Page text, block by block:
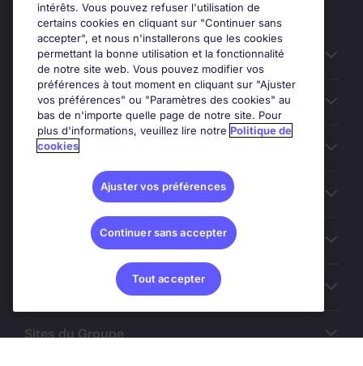
Candidats
Entreprises
Contact
Les avis Google
Nos offres d'emploi
Sites du Groupe
intérêts. Vous pouvez refuser l'utilisation de
certains cookies en cliquant sur "Continuer sans
accepter", et nous n'installerons que les cookies
permettant la bonne utilisation et la fonctionnalité
de notre site web. Vous pouvez modifier vos
préférences à tout moment en cliquant sur "Ajuster
vos préférences" ou "Paramètres des cookies" au
bas de n'importe quelle page de notre site. Pour
plus d'informations, veuillez lire notre Politique de
cookies
Ajuster vos préférences
Continuer sans accepter
Tout accepter